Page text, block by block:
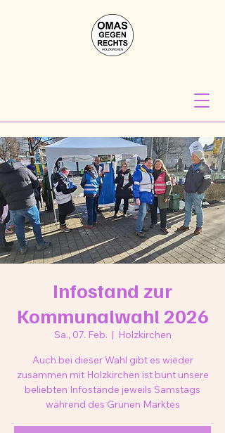
Infostand zur
Kommunalwahl 2026
Sa., 07. Feb.
  |
Holzkirchen
Auch bei dieser Wahl gibt es wieder
zusammen mit Holzkirchen ist bunt unsere
beliebten Infostände jeweils Samstags
während des Grünen Marktes